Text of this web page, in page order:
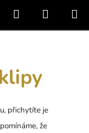
Hledat
KOŠÍK
přichytíte je
že